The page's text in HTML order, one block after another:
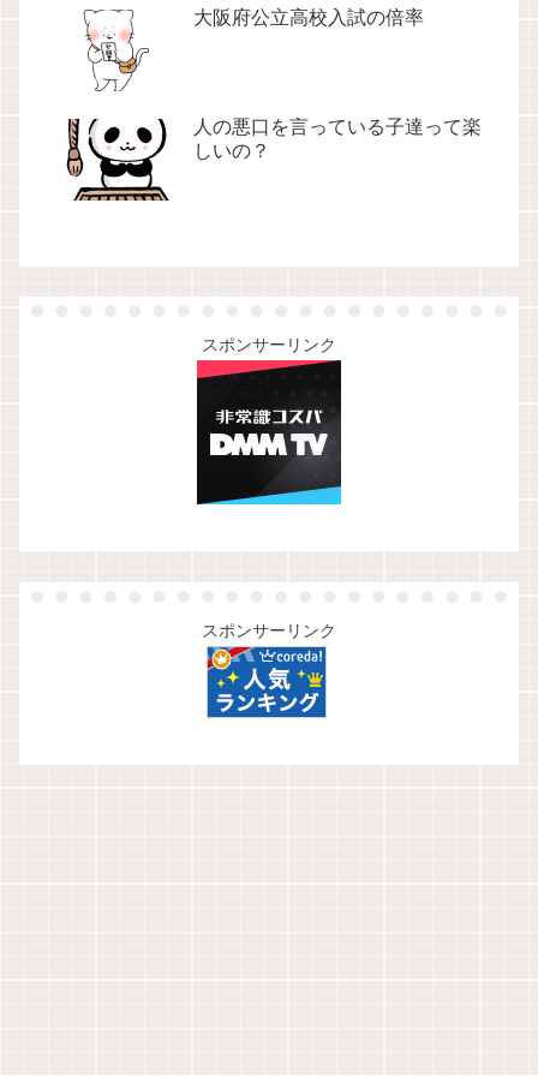
大阪府公立高校入試の倍率
人の悪口を言っている子達って楽
しいの？
スポンサーリンク
スポンサーリンク